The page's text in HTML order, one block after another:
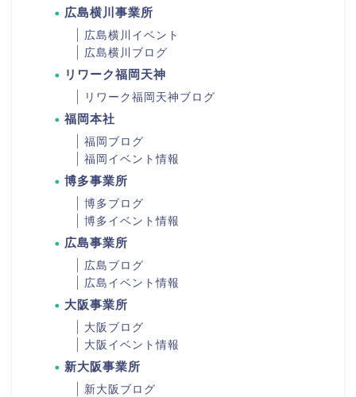
広島横川事業所
広島横川イベント
広島横川ブログ
リワーク福岡天神
リワーク福岡天神ブログ
福岡本社
福岡ブログ
福岡イベント情報
博多事業所
博多ブログ
博多イベント情報
広島事業所
広島ブログ
広島イベント情報
大阪事業所
大阪ブログ
大阪イベント情報
新大阪事業所
新大阪ブログ